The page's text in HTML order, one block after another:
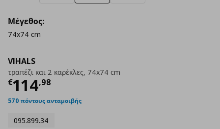
VIHALS
τραπέζι και 2 καρέκλες, 74x74 cm
€114,98
Τρέχουσα τιμή
570 πόντους ανταμοιβής
095.899.34
Μέγεθος:
74x74 cm